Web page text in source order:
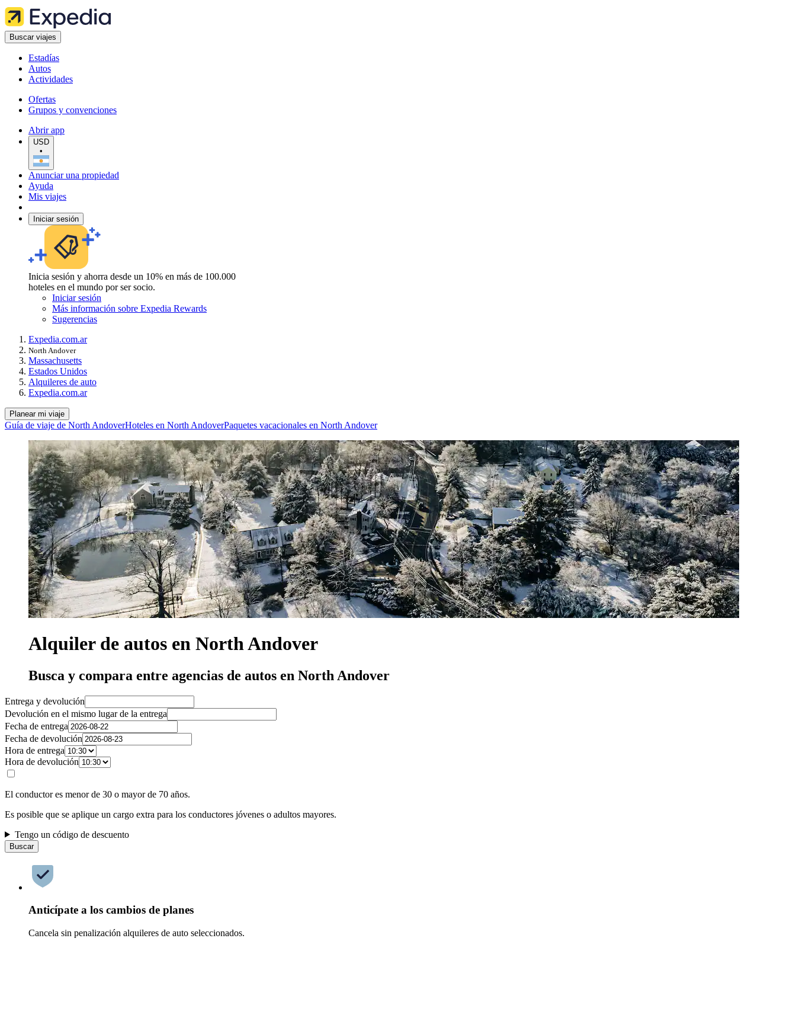
Buscar viajes
Estadías
Autos
Actividades
Ofertas
Grupos y convenciones
Abrir app
USD
•
Anunciar una propiedad
Ayuda
Mis viajes
Iniciar sesión
Inicia sesión y ahorra desde un 10% en más de 100.000
hoteles en el mundo por ser socio.
Iniciar sesión
Más información sobre Expedia Rewards
Sugerencias
Expedia.com.ar
North Andover
Massachusetts
Estados Unidos
Alquileres de auto
Expedia.com.ar
Planear mi viaje
Guía de viaje de North AndoverHoteles en North AndoverPaquetes vacacionales en North Andover
Alquiler de autos en North Andover
Busca y compara entre agencias de autos en North Andover
Entrega y devolución
Devolución en el mismo lugar de la entrega
Fecha de entrega
Fecha de devolución
Hora de entrega
Hora de devolución
El conductor es menor de 30 o mayor de 70 años.
Es posible que se aplique un cargo extra para los conductores jóvenes o adultos mayores.
Tengo un código de descuento
Buscar
Anticípate a los cambios de planes
Cancela sin penalización alquileres de auto seleccionados.